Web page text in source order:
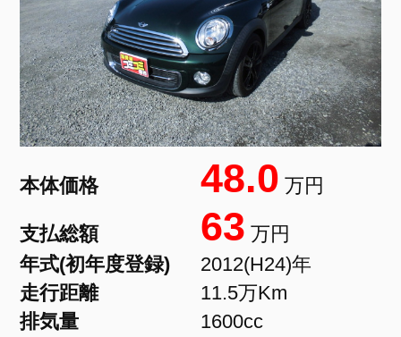
本体価格 48.0 万円
支払総額 63 万円
年式(初年度登録)
2012(H24)年
走行距離
11.5万Km
排気量
1600cc